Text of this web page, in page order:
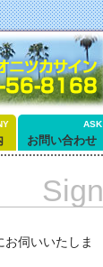
お問い合わせ
ASK
Sign
伺いいたしま